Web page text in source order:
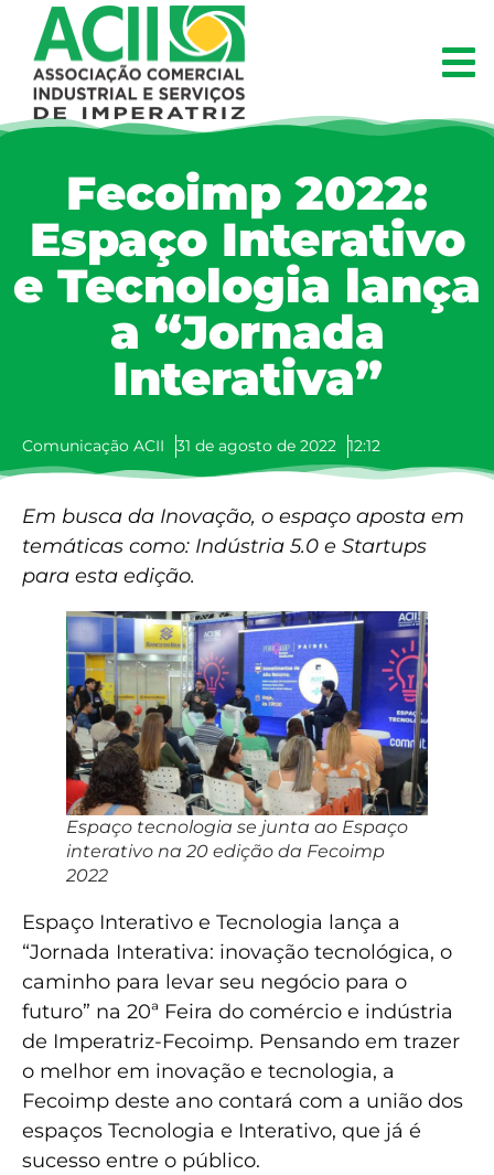
Fecoimp 2022:
Espaço Interativo
e Tecnologia lança
a “Jornada
Interativa”
Comunicação ACII 31 de agosto de 2022 12:12
Em busca da Inovação, o espaço aposta em
temáticas como: Indústria 5.0 e Startups
para esta edição.
Espaço tecnologia se junta ao Espaço
interativo na 20 edição da Fecoimp
2022
Espaço Interativo e Tecnologia lança a
“Jornada Interativa: inovação tecnológica, o
caminho para levar seu negócio para o
futuro” na 20ª Feira do comércio e indústria
de Imperatriz-Fecoimp. Pensando em trazer
o melhor em inovação e tecnologia, a
Fecoimp deste ano contará com a união dos
espaços Tecnologia e Interativo, que já é
sucesso entre o público.